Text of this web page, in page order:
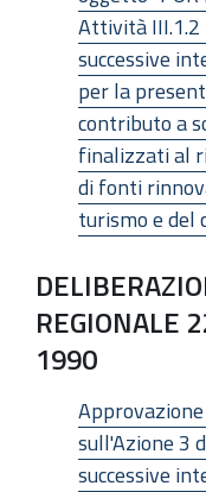
Attività III.1.2
successive
per la
contributo a
finalizzati al
di fonti
turismo e del
REGIONALE
1990
sull'Azione 3
successive